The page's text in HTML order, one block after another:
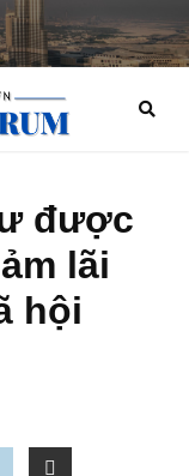
được
lãi
hội